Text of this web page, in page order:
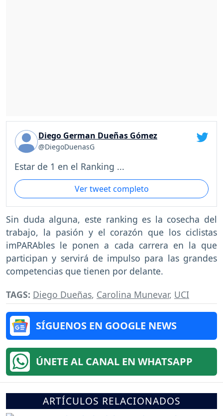
Diego German Dueñas Gómez
@DiegoDuenasG
Estar de 1 en el Ranking ...
Ver tweet completo
Sin duda alguna, este ranking es la cosecha del
trabajo, la pasión y el corazón que los ciclistas
imPARAbles le ponen a cada carrera en la que
participan y servirá de impulso para las grandes
competencias que tienen por delante.
TAGS: Diego Dueñas, Carolina Munevar, UCI
SÍGUENOS EN GOOGLE NEWS
ÚNETE AL CANAL EN WHATSAPP
ARTÍCULOS RELACIONADOS